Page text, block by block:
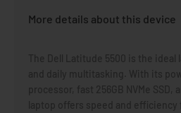
More details about this device